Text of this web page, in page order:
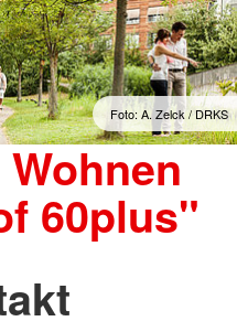
Foto: A. Zelck / DRKS
60plus"